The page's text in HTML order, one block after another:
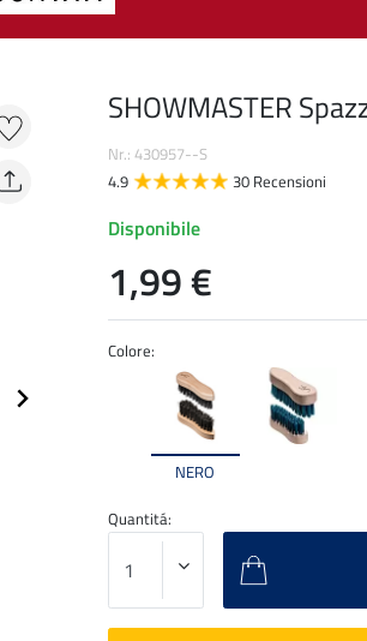
Colore:
NERO
SHOWMASTER
Nr.: 430957--S
4.9
30 Recensioni
Disponibile
1,99 €
Quantitá: